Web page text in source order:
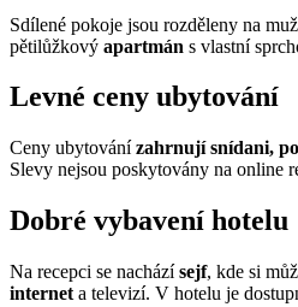
Sdílené pokoje jsou rozděleny na
pětilůžkový apartmán s vlastní
Levné ceny ubytování
Ceny ubytovánízahrnují snídani,
Slevy nejsou poskytovány na online
Dobré vybavení hotelu
Na recepci se nacházísejf, kde si
internet a televizí. V hotelu je